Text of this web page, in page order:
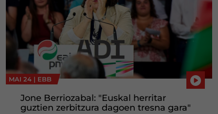
MAI 24 | EBB
Jone Berriozabal: "Euskal herritar
guztien zerbitzura dagoen tresna gara"